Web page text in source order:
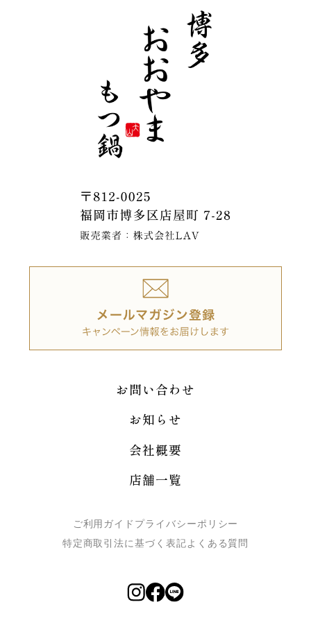
お問い合わせ
お知らせ
会社概要
店舗一覧
ご利用ガイド プライバシーポリシー
特定商取引法に基づく表記よくある質問